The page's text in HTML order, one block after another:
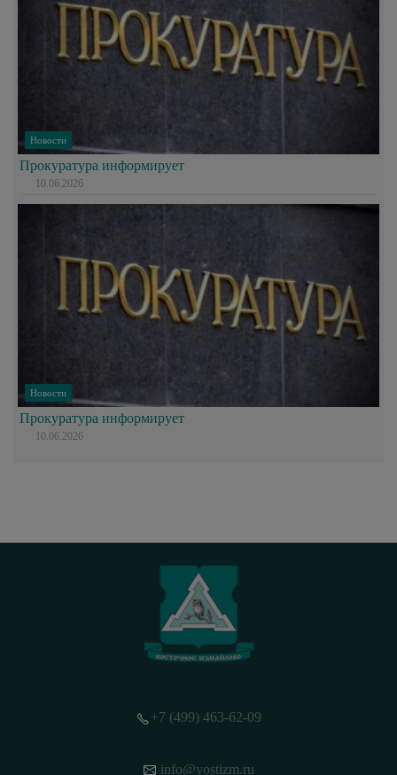
Новости
Прокуратура информирует
10.06.2026
Новости
Прокуратура информирует
10.06.2026
+7 (499) 463-62-09
info@vostizm.ru